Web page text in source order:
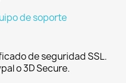
de soporte
de seguridad SSL.
o 3D Secure.